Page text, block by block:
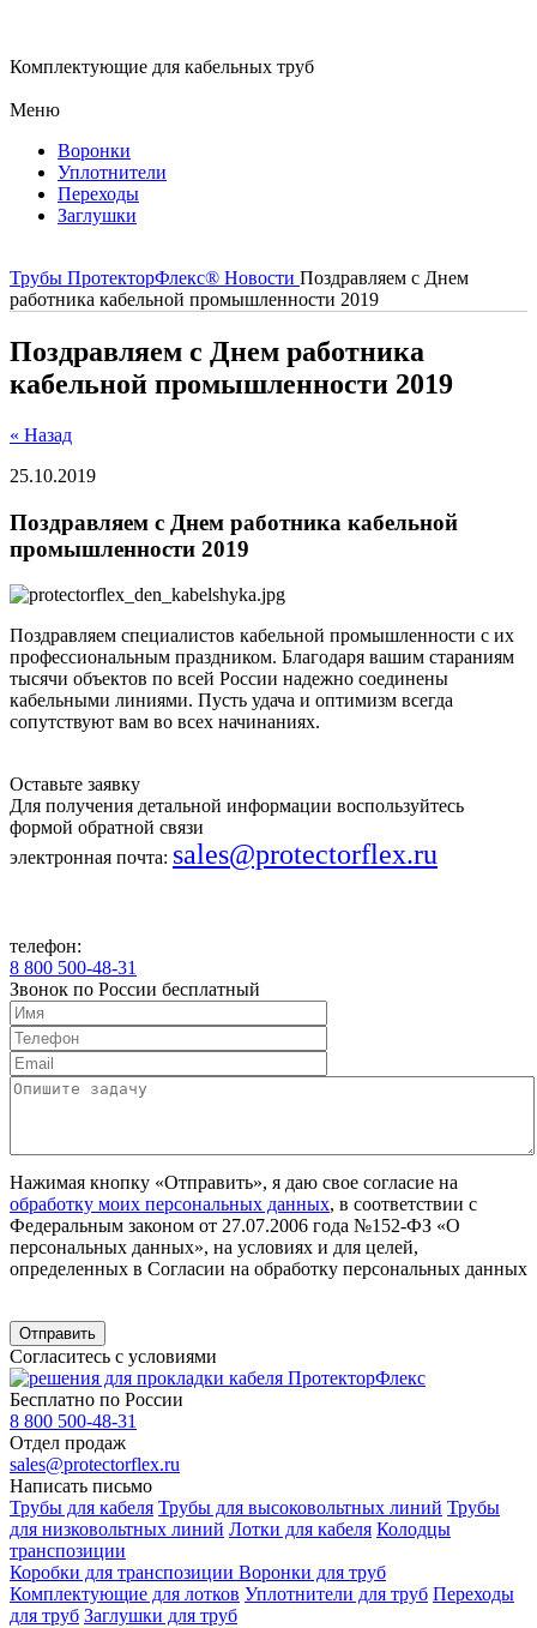
Комплектующие для кабельных труб
Меню
Воронки
Уплотнители
Переходы
Заглушки
Трубы ПротекторФлекс® Новости Поздравляем с Днем
работника кабельной промышленности 2019
Поздравляем с Днем работника
кабельной промышленности 2019
« Назад
25.10.2019
Поздравляем с Днем работника кабельной
промышленности 2019
Поздравляем специалистов кабельной промышленности с их
профессиональным праздником. Благодаря вашим стараниям
тысячи объектов по всей России надежно соединены
кабельными линиями. Пусть удача и оптимизм всегда
сопутствуют вам во всех начинаниях.
Оставьте заявку
Для получения детальной информации воспользуйтесь
формой обратной связи
электронная почта: sales@protectorflex.ru
телефон:
8 800 500-48-31
Звонок по России бесплатный
Нажимая кнопку «Отправить», я даю свое согласие на
обработку моих персональных данных, в соответствии с
Федеральным законом от 27.07.2006 года №152-ФЗ «О
персональных данных», на условиях и для целей,
определенных в Согласии на обработку персональных данных
Согласитесь с условиями
Бесплатно по России
8 800 500-48-31
Отдел продаж
sales@protectorflex.ru
Написать письмо
Трубы для кабеля Трубы для высоковольтных линий Трубы
для низковольтных линий Лотки для кабеля Колодцы
транспозиции
Коробки для транспозиции Воронки для труб
Комплектующие для лотков Уплотнители для труб Переходы
для труб Заглушки для труб